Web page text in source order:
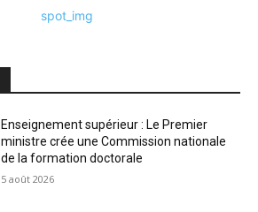
Enseignement supérieur : Le Premier
ministre crée une Commission nationale
de la formation doctorale
5 août 2026